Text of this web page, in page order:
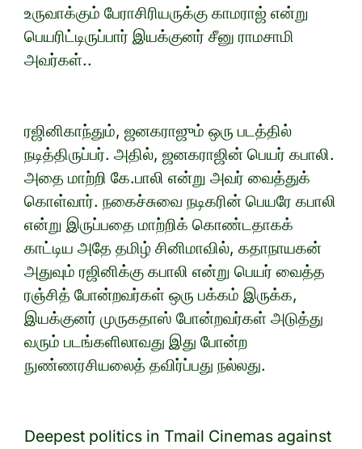
உருவாக்கும் பேராசிரியருக்கு காமராஜ் என்று
பெயரிட்டிருப்பார் இயக்குனர் சீனு ராமசாமி
அவர்கள்..
ரஜினிகாந்தும், ஜனகராஜும் ஒரு படத்தில்
நடித்திருப்பர். அதில், ஜனகராஜின் பெயர் கபாலி.
அதை மாற்றி கே.பாலி என்று அவர் வைத்துக்
கொள்வார். நகைச்சுவை நடிகரின் பெயரே கபாலி
என்று இருப்பதை மாற்றிக் கொண்டதாகக்
காட்டிய அதே தமிழ் சினிமாவில், கதாநாயகன்
அதுவும் ரஜினிக்கு கபாலி என்று பெயர் வைத்த
ரஞ்சித் போன்றவர்கள் ஒரு பக்கம் இருக்க,
இயக்குனர் முருகதாஸ் போன்றவர்கள் அடுத்து
வரும் படங்களிலாவது இது போன்ற
நுண்ணரசியலைத் தவிர்ப்பது நல்லது.
Deepest politics in Tmail Cinemas against